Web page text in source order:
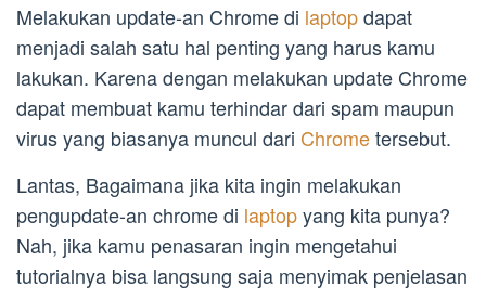
Melakukan update-an Chrome di laptopdapat
menjadi salah satu hal penting yang harus kamu
lakukan. Karena dengan melakukan update Chrome
dapat membuat kamu terhindar dari spam maupun
virus yang biasanya muncul dari Chrometersebut.
Lantas, Bagaimana jika kita ingin melakukan
pengupdate-an chrome di laptopyang kita punya?
Nah, jika kamu penasaran ingin mengetahui
tutorialnya bisa langsung saja menyimak penjelasan